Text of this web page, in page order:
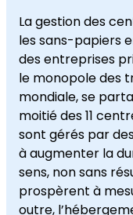
La gestion des
les sans-papiers
des entreprises
le monopole des
mondiale, se
moitié des 11
sont gérés par
à augmenter la
sens, non sans
prospèrent à
outre,